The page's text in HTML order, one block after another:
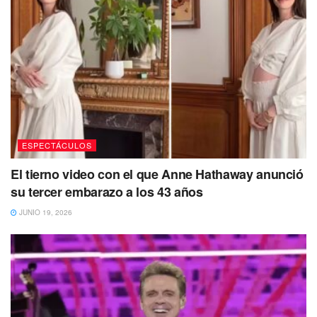
Luis Enrique Guzmán hacia el menor, al no existir una
relación biológica, no se considera apropiado
mantener las obligaciones legales de provisión
educación, salud, esparcimiento y derecho a recibir
alimentos.
ESPECTÁCULOS
El tierno video con el que Anne Hathaway anunció
su tercer embarazo a los 43 años
JUNIO 19, 2026